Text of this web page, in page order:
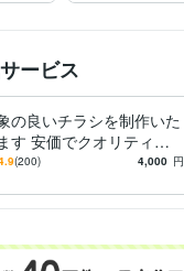
ラシ パンフレット
年2月
ービス
の良いチラシを制作いた
す 安価でクオリティー
い販促物を1日～3日でご
(200) 4,000 円